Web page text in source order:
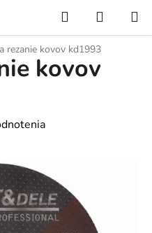
Hľadať
KOŠÍK
rezanie kovov kd1993
kovov